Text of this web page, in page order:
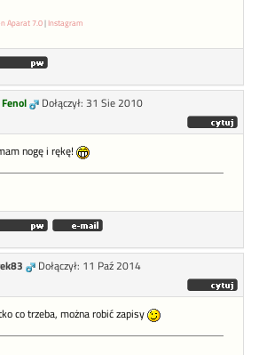
Aparat 7.0|Instagram
Fenol
Dołączył: 31 Sie 2010
nogę i rękę!
Dołączył: 11 Paź 2014
co trzeba, można robić zapisy